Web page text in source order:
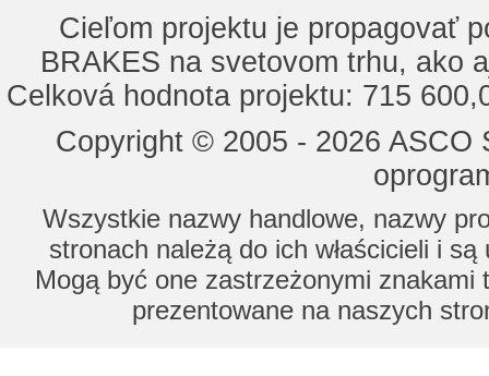
Cieľom projektu je propagovať
BRAKES na svetovom trhu, ako
Celková hodnota projektu: 715
Copyright © 2005 - 2026
Wszystkie nazwy handlowe, nazwy
stronach należą do ich właścicieli i
Mogą być one zastrzeżonymi znakami
prezentowane na naszych